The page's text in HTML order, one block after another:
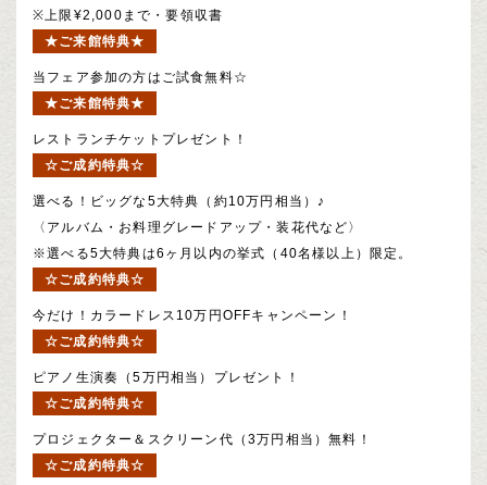
※上限¥2,000まで・要領収書
★ご来館特典★
当フェア参加の方はご試食無料☆
★ご来館特典★
レストランチケットプレゼント！
☆ご成約特典☆
選べる！ビッグな5大特典（約10万円相当）♪
〈アルバム・お料理グレードアップ・装花代など〉
※選べる5大特典は6ヶ月以内の挙式（40名様以上）限定。
☆ご成約特典☆
今だけ！カラードレス10万円OFFキャンペーン！
☆ご成約特典☆
ピアノ生演奏（5万円相当）プレゼント！
☆ご成約特典☆
プロジェクター＆スクリーン代（3万円相当）無料！
☆ご成約特典☆